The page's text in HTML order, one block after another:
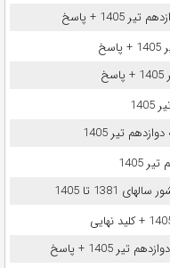
+ پاسخ
تا 1405
1405 + پاسخ